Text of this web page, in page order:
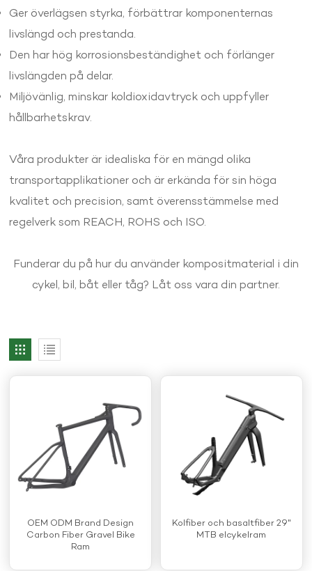
Ger överlägsen styrka, förbättrar komponenternas
livslängd och prestanda.
Den har hög korrosionsbeständighet och förlänger
livslängden på delar.
Miljövänlig, minskar koldioxidavtryck och uppfyller
hållbarhetskrav.
Våra produkter är idealiska för en mängd olika
transportapplikationer och är erkända för sin höga
kvalitet och precision, samt överensstämmelse med
regelverk som REACH, ROHS och ISO.
Funderar du på hur du använder kompositmaterial i din
cykel, bil, båt eller tåg? Låt oss vara din partner.
OEM ODM Brand Design
Carbon Fiber Gravel Bike
Ram
Kolfiber och basaltfiber 29"
MTB elcykelram